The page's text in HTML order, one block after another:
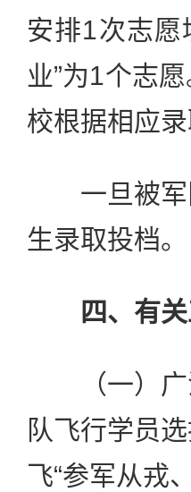
安排1次志愿
业”为1个志
校根据相应
一旦被军
生录取投档。
四、有
（一）广
队飞行学员
飞“参军从戎